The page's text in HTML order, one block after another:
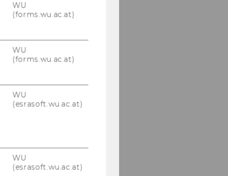
WU
(forms.wu.ac.at)
WU
(forms.wu.ac.at)
WU
(esrasoft.wu.ac.at)
WU
(esrasoft.wu.ac.at)